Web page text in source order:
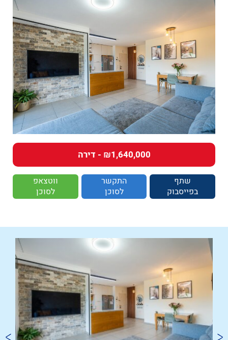
₪1,640,000 - דירה
שתף
בפייסבוק
התקשר
לסוכן
ווטצאפ
לסוכן